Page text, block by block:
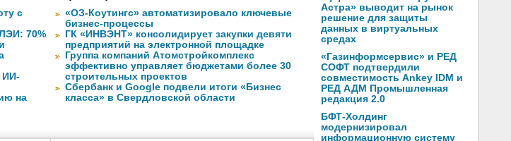
с
70%
ИИ-
на
«ОЗ-Коутингс» автоматизировало ключевые
бизнес-процессы
ГК «ИНВЭНТ» консолидирует закупки девяти
предприятий на электронной площадке
Группа компаний Атомстройкомплекс
эффективно управляет бюджетами более 30
строительных проектов
Сбербанк и Google подвели итоги «Бизнес
класса» в Свердловской области
Астра» выводит на рынок
решение для защиты
данных в виртуальных
средах
«Газинформсервис» и РЕД
СОФТ подтвердили
совместимость Ankey IDM и
РЕД АДМ Промышленная
редакция 2.0
БФТ-Холдинг
модернизировал
информационную систему